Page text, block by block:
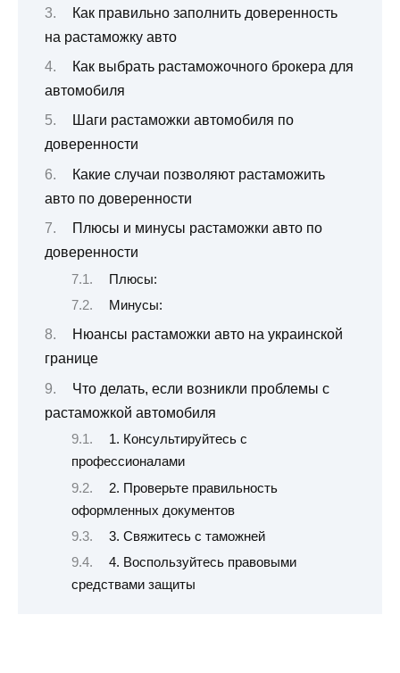
Как правильно заполнить доверенность
на растаможку авто
Как выбрать растаможочного брокера для
автомобиля
Шаги растаможки автомобиля по
доверенности
Какие случаи позволяют растаможить
авто по доверенности
Плюсы и минусы растаможки авто по
доверенности
Плюсы:
Минусы:
Нюансы растаможки авто на украинской
границе
Что делать, если возникли проблемы с
растаможкой автомобиля
1. Консультируйтесь с
профессионалами
2. Проверьте правильность
оформленных документов
3. Свяжитесь с таможней
4. Воспользуйтесь правовыми
средствами защиты